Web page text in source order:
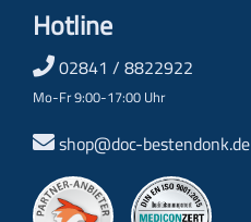
Hotline
02841 / 8822922
Mo-Fr 9:00-17:00 Uhr
shop@doc-bestendonk.de